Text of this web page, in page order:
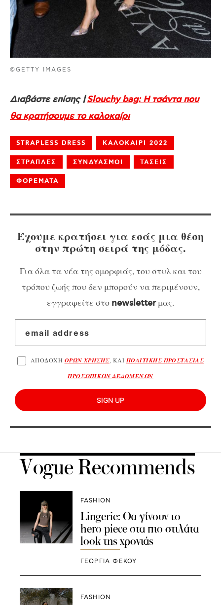
©GETTY IMAGES
Διαβάστε επίσης |Slouchy bag: Η τσάντα που
θα κρατήσουμε το καλοκαίρι
STRAPLESS DRESS ΚΑΛΟΚΑΙΡΙ 2022
ΣΤΡΑΠΛΕΣ ΣΥΝΔΥΑΣΜΟΙ ΤΑΣΕΙΣ
ΦΟΡΕΜΑΤΑ
Έχουμε κρατήσει για εσάς μια θέση
στην πρώτη σειρά της μόδας.
Για όλα τα νέα της ομορφιάς, του στυλ και του
τρόπου ζωής που δεν μπορούν να περιμένουν,
εγγραφείτε στο newsletterμας.
ΑΠΟΔΟΧΗ ΟΡΩΝ ΧΡΗΣΗΣ, ΚΑΙ ΠΟΛΙΤΙΚΗΣ ΠΡΟΣΤΑΣΙΑΣ
ΠΡΟΣΩΠΙΚΩΝ ΔΕΔΟΜΕΝΩΝ
SIGN UP
Vogue Recommends
FASHION
Lingerie: Θα γίνουν το
hero piece στα πιο στιλάτα
look της χρονιάς
ΓΕΩΡΓΙΑ ΦΕΚΟΥ
FASHION